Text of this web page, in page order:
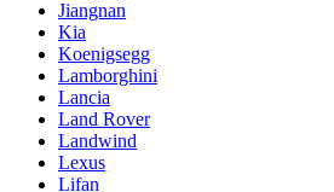
Jiangnan
Kia
Koenigsegg
Lamborghini
Lancia
Land Rover
Landwind
Lexus
Lifan